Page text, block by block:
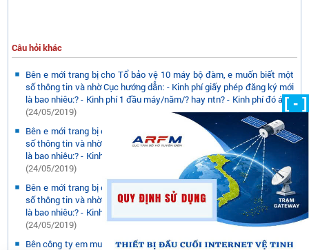
Câu hỏi khác
Bên e mới trang bị cho Tổ bảo vệ 10 máy bộ đàm, e muốn biết một
số thông tin và nhờ Cục hướng dẫn: - Kinh phí giấy phép đăng ký mới
là bao nhiêu:? - Kinh phí 1 đầu máy/năm/? hay ntn? - Kinh phí đó áp...
(24/05/2019)
Bên e mới trang bị cho Tổ bảo vệ 10 máy bộ đàm, e muốn biết một
số thông tin và nhờ Cục hướng dẫn: - Kinh phí giấy phép đăng ký mới
là bao nhiêu:? - Kinh phí 1 đầu máy/năm/? hay ntn? - Kinh phí đó áp...
(24/05/2019)
Bên e mới trang bị cho Tổ bảo vệ 10 máy bộ đàm, e muốn biết một
số thông tin và nhờ Cục hướng dẫn: - Kinh phí giấy phép đăng ký mới
là bao nhiêu:? - Kinh phí 1 đầu máy/năm/? hay ntn? - Kinh phí đó áp...
(24/05/2019)
Bên công ty em muốn nhập các thiết bị sử dụng các bước sóng 940,
[ - ]